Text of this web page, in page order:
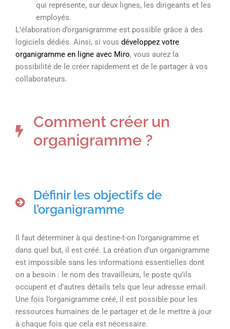
qui représente, sur deux lignes, les dirigeants et les
employés.
L’élaboration d’organigramme est possible grâce à des
logiciels dédiés. Ainsi, si vous développez votre
organigramme en ligne avec Miro, vous aurez la
possibilité de le créer rapidement et de le partager à vos
collaborateurs.
Comment créer un
organigramme ?
Définir les objectifs de
l’organigramme
Il faut déterminer à qui destine-t-on l’organigramme et
dans quel but, il est créé. La création d’un organigramme
est impossible sans les informations essentielles dont
on a besoin : le nom des travailleurs, le poste qu’ils
occupent et d’autres détails tels que leur adresse email.
Une fois l’organigramme créé, il est possible pour les
ressources humaines de le partager et de le mettre à jour
à chaque fois que cela est nécessaire.